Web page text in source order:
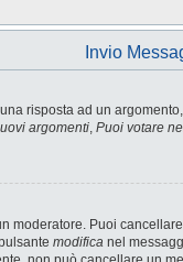
Invio
risposta ad un
argomenti, Puoi votare
Puoi
modifica nel